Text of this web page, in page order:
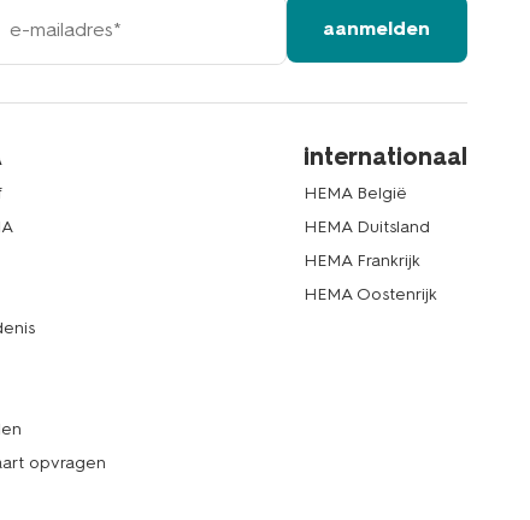
aanmelden
opvragen
internationaal
HEMA België
HEMA Duitsland
HEMA Frankrijk
HEMA Oostenrijk